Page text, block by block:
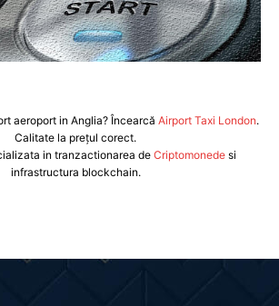
aeroport in Anglia? Încearcă Airport Taxi London.
Calitate la prețul corect.
in tranzactionarea de Criptomonedesi
infrastructura blockchain.